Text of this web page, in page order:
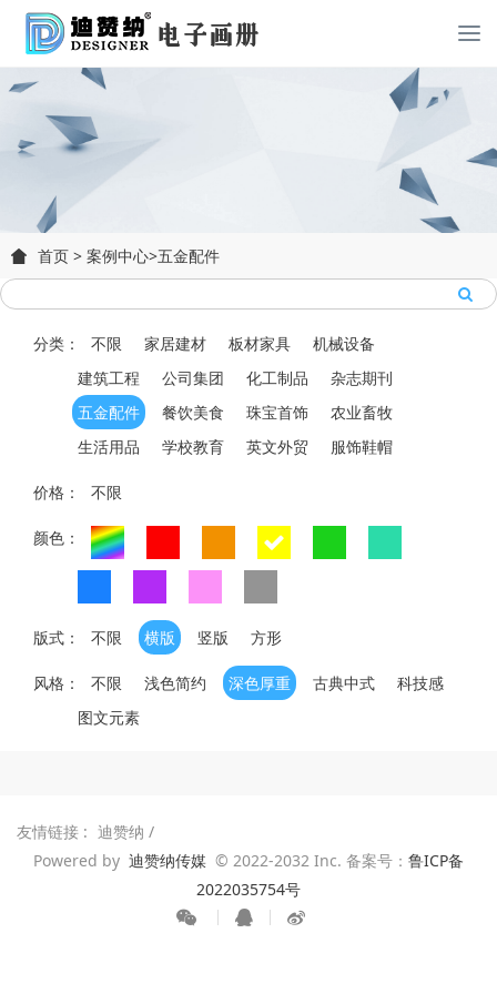
首页 > 案例中心>五金配件
分类： 不限 家居建材 板材家具
机械设备
建筑工程
公司集团 化工制品
杂志期刊
五金配件
餐饮美食 珠宝首饰
农业畜牧
生活用品
学校教育 英文外贸 服饰鞋帽
价格： 不限
颜色：
版式： 不限 横版 竖版 方形
风格： 不限 浅色简约 深色厚重 古典中式
科技感
图文元素
友情链接 : 迪赞纳 /
Powered by 迪赞纳传媒 © 2022-2032 Inc. 备案号： 鲁ICP备
2022035754号